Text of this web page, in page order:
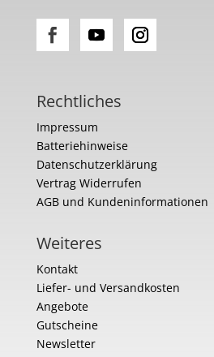
Rechtliches
Impressum
Batteriehinweise
Datenschutzerklärung
Vertrag Widerrufen
AGB und Kundeninformationen
Weiteres
Kontakt
Liefer- und Versandkosten
Angebote
Gutscheine
Newsletter